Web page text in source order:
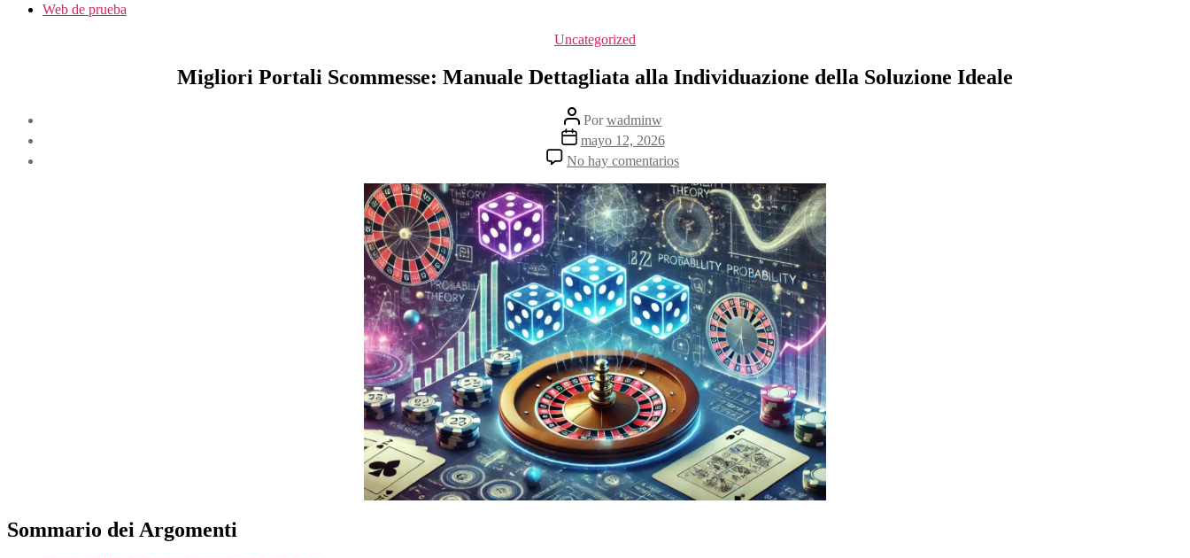
Web de prueba
Uncategorized
Migliori Portali Scommesse: Manuale Dettagliata alla Individuazione della Soluzione Ideale
Porwadminw
mayo 12, 2026
No hay comentarios
Sommario dei Argomenti